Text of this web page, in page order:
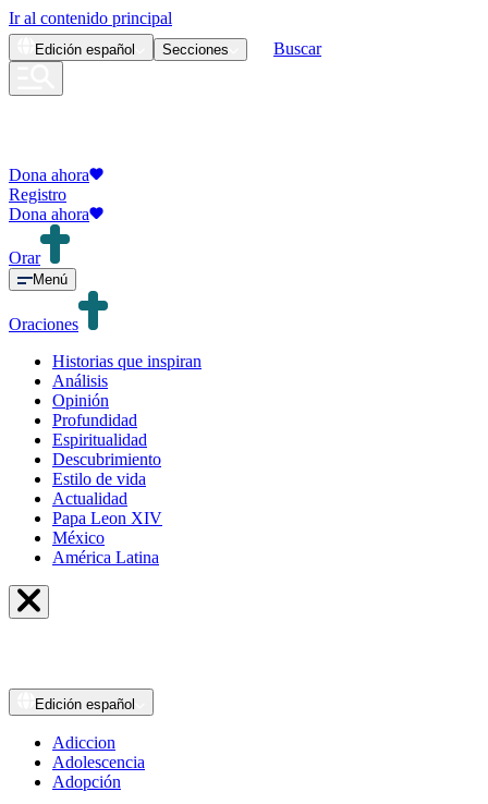
Ir al contenido principal
Edición español Secciones Buscar
Dona ahora
Registro
Dona ahora
Orar
Menú
Oraciones
Historias que inspiran
Análisis
Opinión
Profundidad
Espiritualidad
Descubrimiento
Estilo de vida
Actualidad
Papa Leon XIV
México
América Latina
Edición español
Adiccion
Adolescencia
Adopción